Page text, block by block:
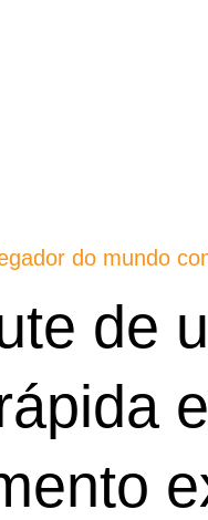
do mundo
de